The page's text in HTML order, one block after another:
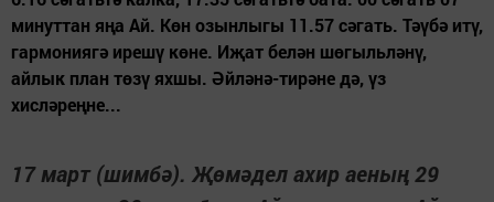
минуттан яңа Ай. Көн озынлыгы 11.57 сәгать. Тәүбә итү,
гармониягә ирешү көне. Иҗат белән шөгыльләнү,
айлык план төзү яхшы. Әйләнә-тирәне дә, үз
хисләреңне...
17 март (шимбә). Җөмәдел ахир аеның 29